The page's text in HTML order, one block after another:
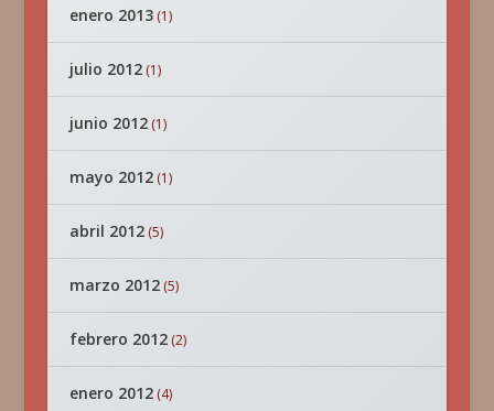
enero 2013(1)
julio 2012(1)
junio 2012(1)
mayo 2012(1)
abril 2012(5)
marzo 2012(5)
febrero 2012(2)
enero 2012(4)